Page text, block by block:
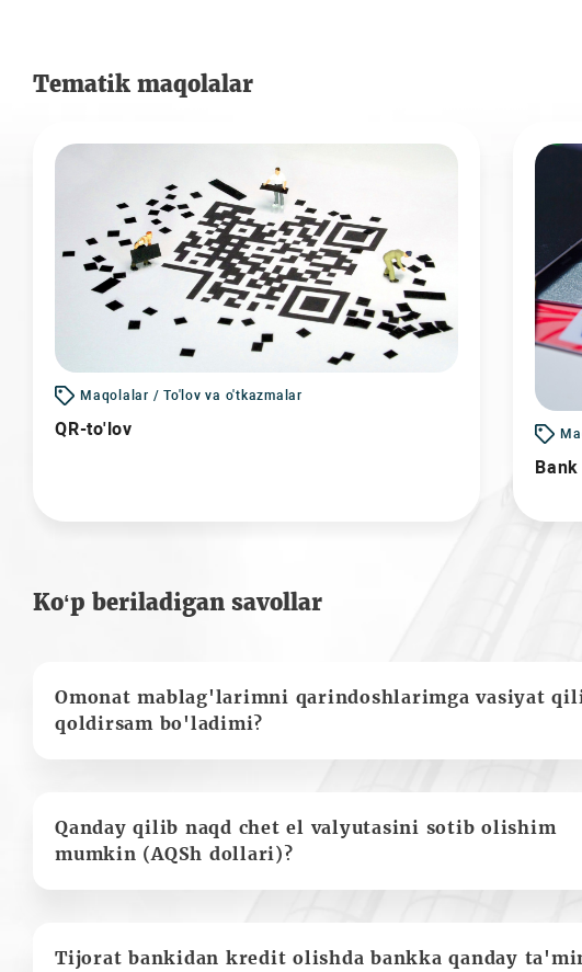
Tematik maqolalar
Maqolalar / To'lov va o'tkazmalar
QR-to'lov
Ko‘p beriladigan savollar
Omonat mablag'larimni qarindoshlarimga vasiyat
qoldirsam bo'ladimi?
Qanday qilib naqd chet el valyutasini sotib olishim
mumkin (AQSh dollari)?
Tijorat bankidan kredit olishda bankka qanday